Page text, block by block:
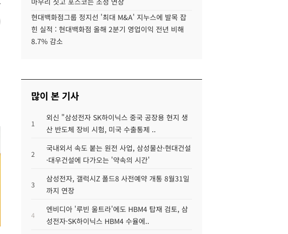
현대백화점그룹 정지선 '최대 M&A' 지누스에 발목 잡
힌 실적 : 현대백화점 올해 2분기 영업이익 전년 비해
8.7% 감소
많이 본 기사
1
외신 "삼성전자 SK하이닉스 중국 공장용 현지 생
산 반도체 장비 시험, 미국 수출통제 ..
2
국내외서 속도 붙는 원전 사업, 삼성물산·현대건설
·대우건설에 다가오는 '약속의 시간'
3
삼성전자, 갤럭시Z 폴드8 사전예약 개통 8월31일
까지 연장
4
엔비디아 '루빈 울트라'에도 HBM4 탑재 검토, 삼
성전자·SK하이닉스 HBM4 수율에..